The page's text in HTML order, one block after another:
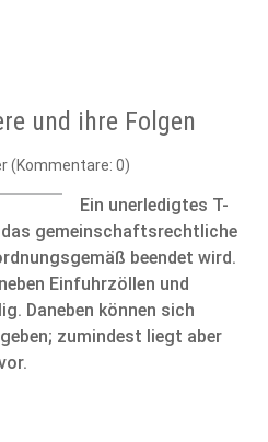
und ihre Folgen
(Kommentare: 0)
Ein unerledigtes T-
gemeinschaftsrechtliche
beendet wird.
Einfuhrzöllen und
Daneben können sich
zumindest liegt aber